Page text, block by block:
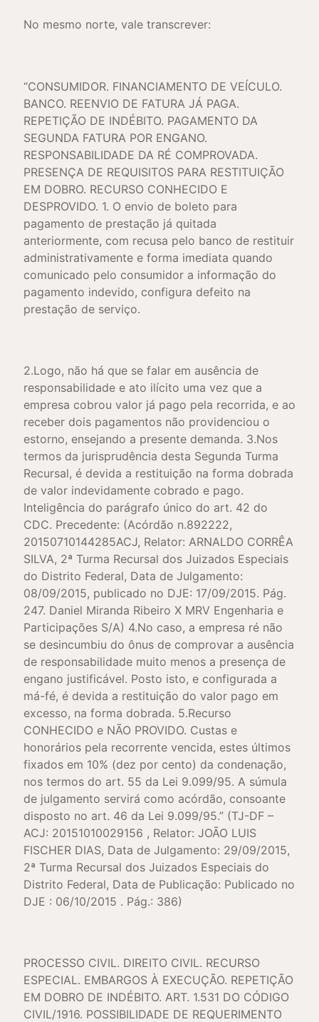
No mesmo norte, vale transcrever:
“CONSUMIDOR. FINANCIAMENTO DE VEÍCULO.
BANCO. REENVIO DE FATURA JÁ PAGA.
REPETIÇÃO DE INDÉBITO. PAGAMENTO DA
SEGUNDA FATURA POR ENGANO.
RESPONSABILIDADE DA RÉ COMPROVADA.
PRESENÇA DE REQUISITOS PARA RESTITUIÇÃO
EM DOBRO. RECURSO CONHECIDO E
DESPROVIDO. 1. O envio de boleto para
pagamento de prestação já quitada
anteriormente, com recusa pelo banco de restituir
administrativamente e forma imediata quando
comunicado pelo consumidor a informação do
pagamento indevido, configura defeito na
prestação de serviço.
2.Logo, não há que se falar em ausência de
responsabilidade e ato ilícito uma vez que a
empresa cobrou valor já pago pela recorrida, e ao
receber dois pagamentos não providenciou o
estorno, ensejando a presente demanda. 3.Nos
termos da jurisprudência desta Segunda Turma
Recursal, é devida a restituição na forma dobrada
de valor indevidamente cobrado e pago.
Inteligência do parágrafo único do art. 42 do
CDC. Precedente: (Acórdão n.892222,
20150710144285ACJ, Relator: ARNALDO CORRÊA
SILVA, 2ª Turma Recursal dos Juizados Especiais
do Distrito Federal, Data de Julgamento:
08/09/2015, publicado no DJE: 17/09/2015. Pág.
247. Daniel Miranda Ribeiro X MRV Engenharia e
Participações S/A) 4.No caso, a empresa ré não
se desincumbiu do ônus de comprovar a ausência
de responsabilidade muito menos a presença de
engano justificável. Posto isto, e configurada a
má-fé, é devida a restituição do valor pago em
excesso, na forma dobrada. 5.Recurso
CONHECIDO e NÃO PROVIDO. Custas e
honorários pela recorrente vencida, estes últimos
fixados em 10% (dez por cento) da condenação,
nos termos do art. 55 da Lei 9.099/95. A súmula
de julgamento servirá como acórdão, consoante
disposto no art. 46 da Lei 9.099/95.” (TJ-DF –
ACJ: 20151010029156 , Relator: JOÃO LUIS
FISCHER DIAS, Data de Julgamento: 29/09/2015,
2ª Turma Recursal dos Juizados Especiais do
Distrito Federal, Data de Publicação: Publicado no
DJE : 06/10/2015 . Pág.: 386)
PROCESSO CIVIL. DIREITO CIVIL. RECURSO
ESPECIAL. EMBARGOS À EXECUÇÃO. REPETIÇÃO
EM DOBRO DE INDÉBITO. ART. 1.531 DO CÓDIGO
CIVIL/1916. POSSIBILIDADE DE REQUERIMENTO